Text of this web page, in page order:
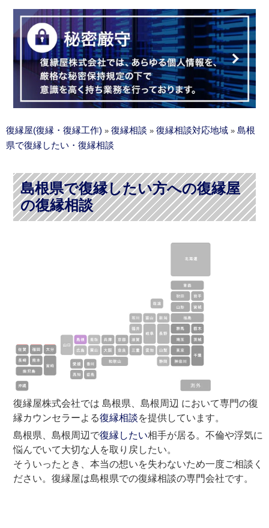
復縁屋(復縁・復縁工作) » 復縁相談 » 復縁相談対応地域 » 島根
県で復縁したい・復縁相談
島根県で復縁したい方への復縁屋
の復縁相談
復縁屋株式会社では 島根県、島根周辺 において専門の復
縁カウンセラーよる復縁相談を提供しています。
島根県、島根周辺で復縁したい相手が居る。不倫や浮気に
悩んでいて大切な人を取り戻したい。
そういったとき、本当の想いを失わないため一度ご相談く
ださい。復縁屋は島根県での復縁相談の専門会社です。